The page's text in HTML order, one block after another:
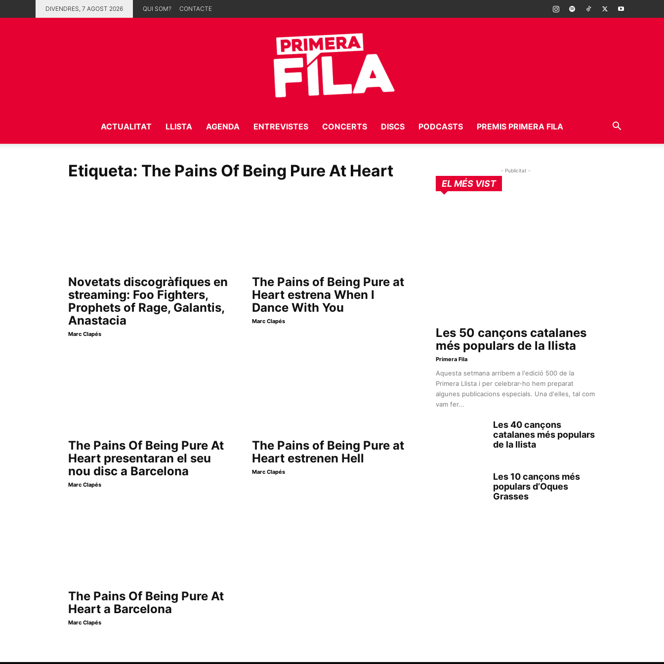
DIVENDRES, 7 AGOST 2026 QUI SOM? CONTACTE
ACTUALITAT LLISTA AGENDA ENTREVISTES CONCERTS DISCS PODCASTS PREMIS PRIMERA FILA
Etiqueta: The Pains Of Being Pure At Heart
Novetats discogràfiques en
streaming: Foo Fighters,
Prophets of Rage, Galantis,
Anastacia
Marc Clapés
The Pains of Being Pure at
Heart estrena When I
Dance With You
Marc Clapés
The Pains Of Being Pure At
Heart presentaran el seu
nou disc a Barcelona
Marc Clapés
The Pains of Being Pure at
Heart estrenen Hell
Marc Clapés
The Pains Of Being Pure At
Heart a Barcelona
Marc Clapés
- Publicitat -
EL MÉS VIST
Les 50 cançons catalanes
més populars de la llista
Primera Fila
Aquesta setmana arribem a l'edició 500 de la
Primera Llista i per celebrar-ho hem preparat
algunes publicacions especials. Una d'elles, tal com
vam fer...
Les 40 cançons
catalanes més populars
de la llista
Les 10 cançons més
populars d’Oques
Grasses